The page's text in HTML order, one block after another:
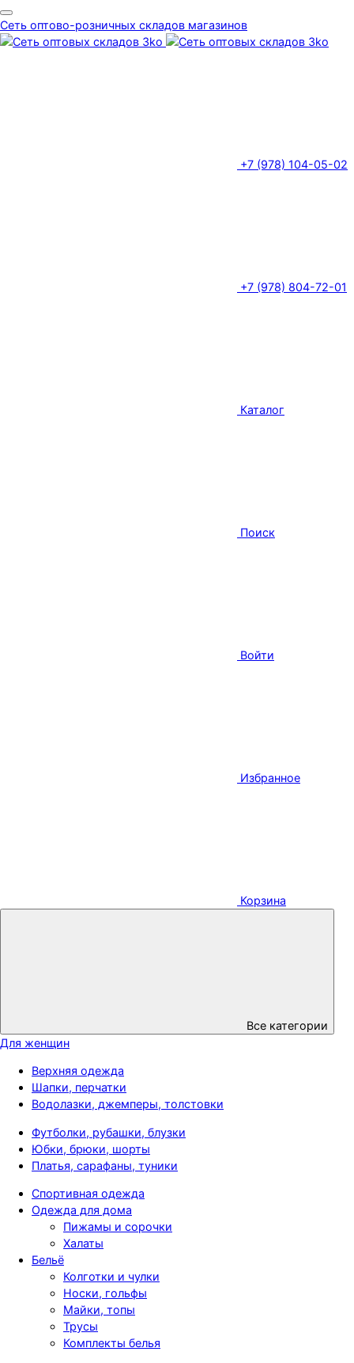
Сеть оптово-розничных складов магазинов
+7 (978) 104-05-02
+7 (978) 804-72-01
Каталог
Поиск
Войти
Избранное
Корзина
Все категории
Для женщин
Верхняя одежда
Шапки, перчатки
Водолазки, джемперы, толстовки
Футболки, рубашки, блузки
Юбки, брюки, шорты
Платья, сарафаны, туники
Спортивная одежда
Одежда для дома
Пижамы и сорочки
Халаты
Бельё
Колготки и чулки
Носки, гольфы
Майки, топы
Трусы
Комплекты белья